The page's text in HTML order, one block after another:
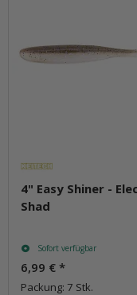
4" Easy Shiner -
Shad
Sofort verfügbar
6,99 € *
Packung: 7 Stk.